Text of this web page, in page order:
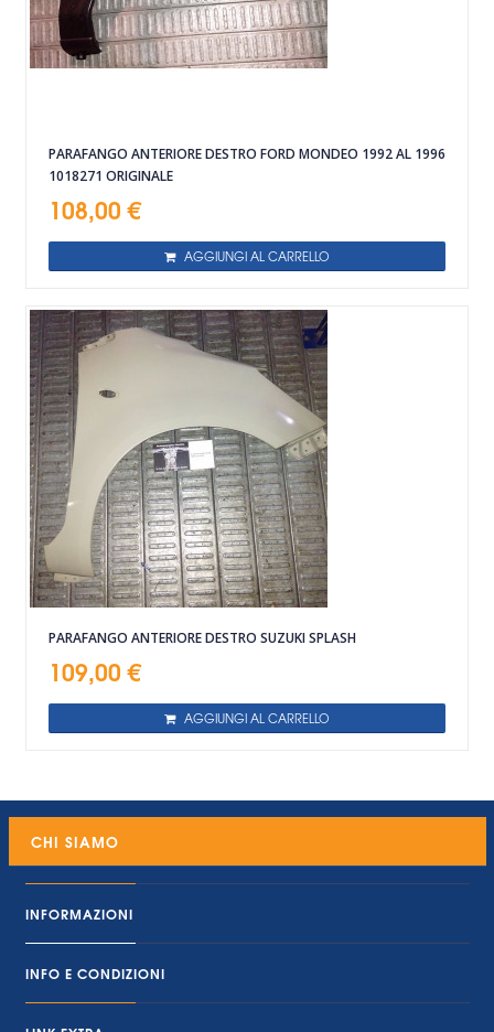
PARAFANGO ANTERIORE DESTRO FORD MONDEO 1992 AL 1996
1018271 ORIGINALE
108,00 €
AGGIUNGI AL CARRELLO
PARAFANGO ANTERIORE DESTRO SUZUKI SPLASH
109,00 €
AGGIUNGI AL CARRELLO
CHI SIAMO
INFORMAZIONI
INFO E CONDIZIONI